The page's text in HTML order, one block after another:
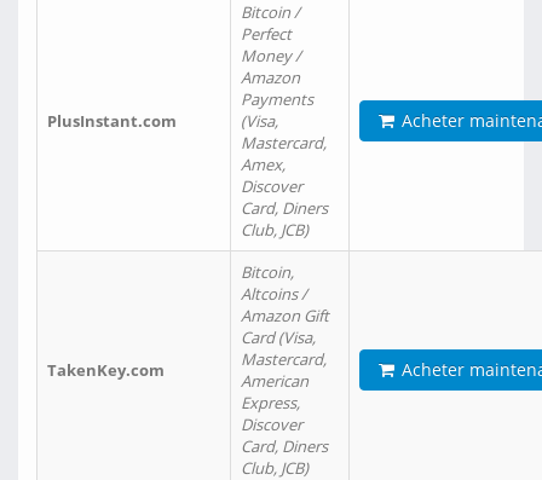
PlusInstant.com
Bitcoin /
Perfect
Money /
Amazon
Payments
(Visa,
Mastercard,
Amex,
Discover
Card, Diners
Club, JCB)
Acheter
TakenKey.com
Bitcoin,
Altcoins /
Amazon Gift
Card (Visa,
Mastercard,
American
Express,
Discover
Card, Diners
Club, JCB)
Acheter